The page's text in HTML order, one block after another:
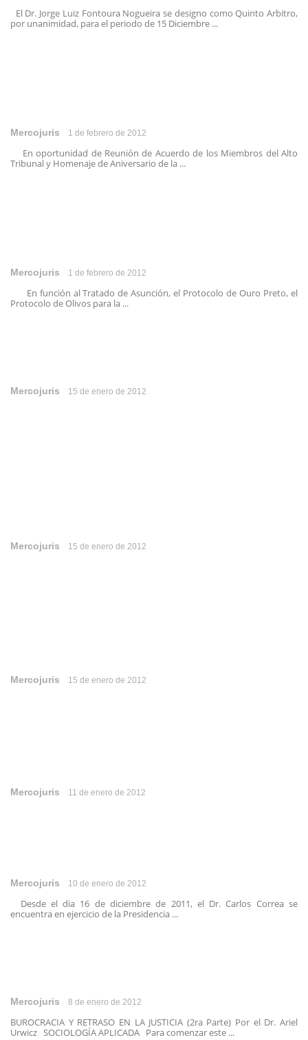
El Dr. Jorge Luiz Fontoura Nogueira se designo como Quinto Arbitro,
por unanimidad, para el periodo de 15 Diciembre ...
Mercojuris 1 de febrero de 2012
En oportunidad de Reunión de Acuerdo de los Miembros del Alto
Tribunal y Homenaje de Aniversario de la ...
Mercojuris 1 de febrero de 2012
En función al Tratado de Asunción, el Protocolo de Ouro Preto, el
Protocolo de Olivos para la ...
Mercojuris 15 de enero de 2012
Mercojuris 15 de enero de 2012
Mercojuris 15 de enero de 2012
Mercojuris 11 de enero de 2012
Mercojuris 10 de enero de 2012
Desde el dia 16 de diciembre de 2011, el Dr. Carlos Correa se
encuentra en ejercicio de la Presidencia ...
Mercojuris 8 de enero de 2012
BUROCRACIA Y RETRASO EN LA JUSTICIA (2ra Parte) Por el Dr. Ariel
Urwicz SOCIOLOGÍA APLICADA Para comenzar este ...